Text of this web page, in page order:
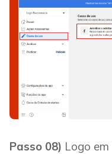
Passo 08) Logo em